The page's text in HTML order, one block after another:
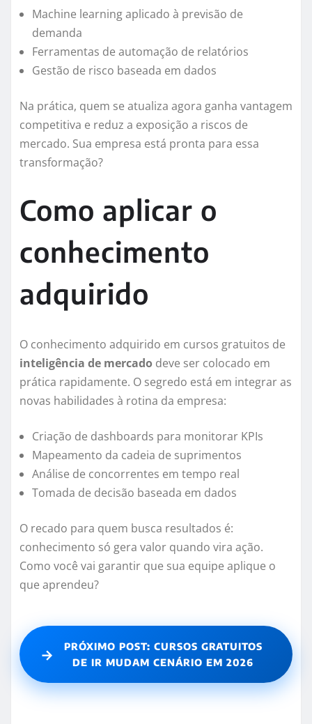
Machine learning aplicado à previsão de
demanda
Ferramentas de automação de relatórios
Gestão de risco baseada em dados
Na prática, quem se atualiza agora ganha vantagem
competitiva e reduz a exposição a riscos de
mercado. Sua empresa está pronta para essa
transformação?
Como aplicar o
conhecimento
adquirido
O conhecimento adquirido em cursos gratuitos de
inteligência de mercado deve ser colocado em
prática rapidamente. O segredo está em integrar as
novas habilidades à rotina da empresa:
Criação de dashboards para monitorar KPIs
Mapeamento da cadeia de suprimentos
Análise de concorrentes em tempo real
Tomada de decisão baseada em dados
O recado para quem busca resultados é:
conhecimento só gera valor quando vira ação.
Como você vai garantir que sua equipe aplique o
que aprendeu?
→
PRÓXIMO POST: CURSOS GRATUITOS
DE IR MUDAM CENÁRIO EM 2026